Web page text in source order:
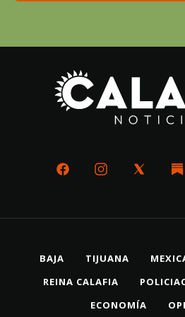
BAJA TIJUANA
REINA CALAFIA
ECONOMÍA